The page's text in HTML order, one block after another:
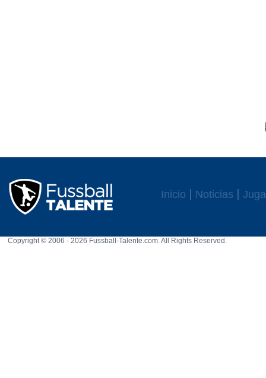
Inicio Noticias
Copyright © 2006 - 2026 Fussball-Talente.com. All Rights Reserved.